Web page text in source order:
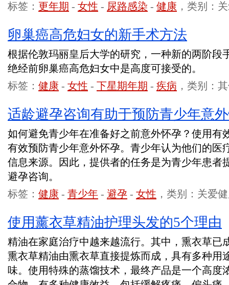
标签： 更年期 - 女性 - 尿路感染 - 健康 ，类别：
卵巢癌高危妇女的新手术方法
根据伦敦玛丽皇后大学的研究，一种新的两阶段
绝经前卵巢癌高危妇女中是高度可接受的。
标签： 健康 - 女性 - 下星期年期 - 疾病 ，类别：
适龄避孕咨询有助于预防青少年意
如何避免青少年在准备好之前意外怀孕？使用有
有效预防青少年意外怀孕。青少年认为他们的医
信息来源。因此，提供者的任务是为青少年患者
避孕咨询。
标签： 健康 - 青少年 - 避孕 - 女性 ，类别：关爱
使用薰衣草精油护理头发的5个理由
精油在家庭治疗中越来越流行。其中，熏衣草已
熏衣草精油由熏衣草直接提炼而成，具有多种用
味。使用特殊的蒸馏技术，最终产品是一个高度